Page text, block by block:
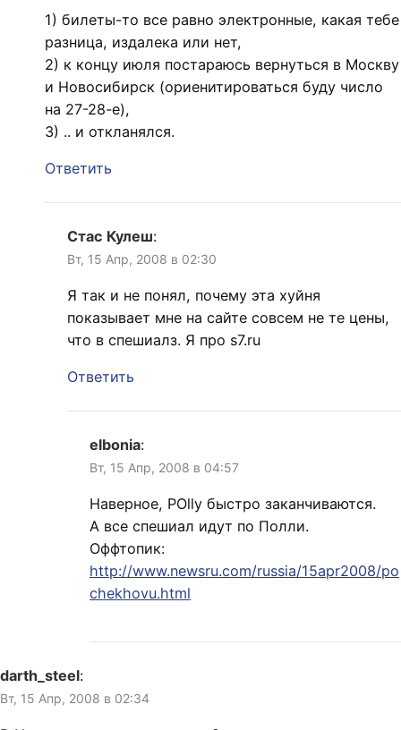
1) билеты-то все равно электронные, какая тебе
разница, издалека или нет,
2) к концу июля постараюсь вернуться в Москву
и Новосибирск (ориенитироваться буду число
на 27-28-е),
3) .. и откланялся.
Ответить
Стас Кулеш:
Вт, 15 Апр, 2008 в 02:30
Я так и не понял, почему эта хуйня
показывает мне на сайте совсем не те цены,
что в спешиалз. Я про s7.ru
Ответить
elbonia:
Вт, 15 Апр, 2008 в 04:57
Наверное, POlly быстро заканчиваются.
А все спешиал идут по Полли.
Оффтопик:
http://www.newsru.com/russia/15apr2008/po
chekhovu.html
darth_steel:
Вт, 15 Апр, 2008 в 02:34